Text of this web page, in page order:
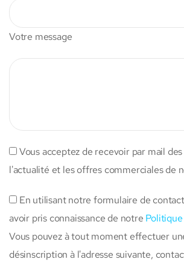
Votre message
Vous acceptez de recevoir par mail
l'actualité et les offres commerciales de
En utilisant notre formulaire de
avoir pris connaissance de notre
Vous pouvez à tout moment effectuer
désinscription à l'adresse suivante,